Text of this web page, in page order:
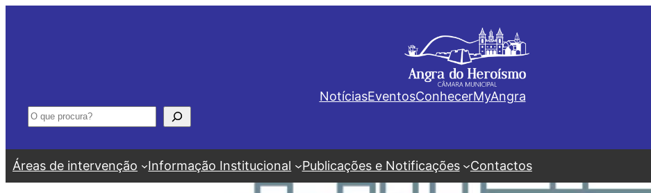
NotíciasEventosConhecerMyAngra
Pesquisar
Áreas de intervenção Informação Institucional Publicações e Notificações Contactos